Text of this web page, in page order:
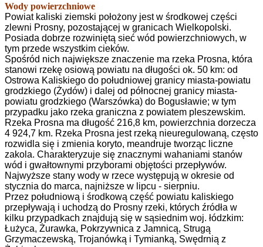
Wody powierzchniowe
Powiat kaliski ziemski położony jest w środkowej części
zlewni Prosny, pozostającej w granicach Wielkopolski.
Posiada dobrze rozwiniętą sieć wód powierzchniowych, w
tym przede wszystkim cieków.
Spośród nich największe znaczenie ma rzeka Prosna, która
stanowi rzekę osiową powiatu na długości ok. 50 km: od
Ostrowa Kaliskiego do południowej granicy miasta-powiatu
grodzkiego (Żydów) i dalej od północnej granicy miasta-
powiatu grodzkiego (Warszówka) do Bogusławie; w tym
przypadku jako rzeka graniczna z powiatem pleszewskim.
Rzeka Prosna ma długość 216,8 km, powierzchnia dorzecza
4 924,7 km. Rzeka Prosna jest rzeką nieuregulowaną, często
rozwidla się i zmienia koryto, meandruje tworząc liczne
zakola. Charakteryzuje się znacznymi wahaniami stanów
wód i gwałtownymi przyborami objętości przepływów.
Najwyższe stany wody w rzece występują w okresie od
stycznia do marca, najniższe w lipcu - sierpniu.
Przez południową i środkową część powiatu kaliskiego
przepływają i uchodzą do Prosny rzeki, których źródła w
kilku przypadkach znajdują się w sąsiednim woj. łódzkim:
Łużyca, Żurawka, Pokrzywnica z Jamnicą, Strugą
Grzymaczewską, Trojanówką i Tymianką, Swędrnią z